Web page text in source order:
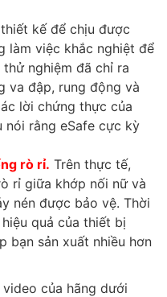
kế để chịu được
làm việc khắc nghiệt để
nghiệm đã chỉ ra
va đập, rung động và
lời chứng thực của
nói rằng eSafe cực kỳ
rò rỉ. Trên thực tế,
rỉ giữa khớp nối nữ và
nén được bảo vệ. Thời
quả của thiết bị
bạn sản xuất nhiều hơn
của hãng dưới